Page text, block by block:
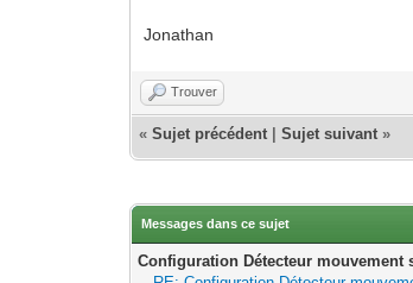
Jonathan
Trouver
«Sujet précédent |Sujet suivant »
Messages dans ce sujet
Configuration Détecteur mouvement